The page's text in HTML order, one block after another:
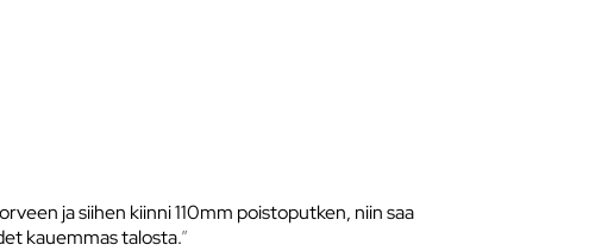
ja siihen kiinni 110mm poistoputken, niin saa
kauemmas talosta.